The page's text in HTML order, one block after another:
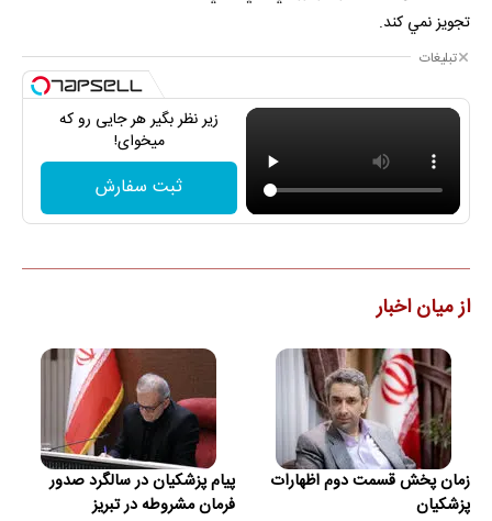
تجويز نمي كند.
تبلیغات
زیر نظر بگیر هر جایی رو که
میخوای!
ثبت سفارش
از میان اخبار
زمان پخش قسمت دوم اظهارات
پزشکیان
پیام پزشکیان در سالگرد صدور
فرمان مشروطه در تبریز